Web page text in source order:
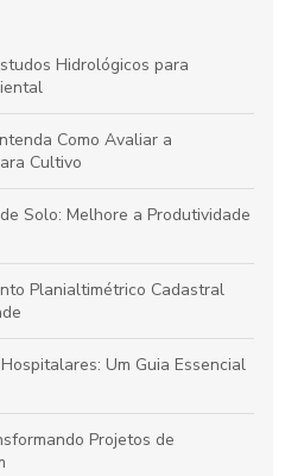
Hidrológicos para
Como Avaliar a
Cultivo
Solo: Melhore a Produtividade
Planialtimétrico Cadastral
Um Guia Essencial
Projetos de